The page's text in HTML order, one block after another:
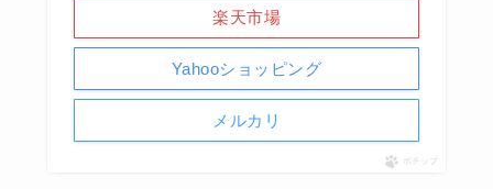
楽天市場
Yahooショッピング
メルカリ
ポチップ